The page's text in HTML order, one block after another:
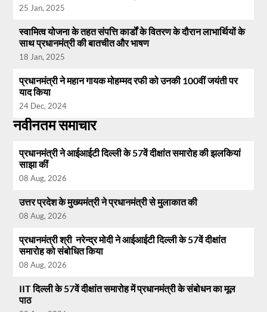
25 Jan, 2025
स्वामित्व योजना के तहत संपत्ति कार्डों के वितरण के दौरान लाभार्थियों के
साथ प्रधानमंत्री की बातचीत और भाषण
18 Jan, 2025
प्रधानमंत्री ने महान गायक मोहम्मद रफी को उनकी 100वीं जयंती पर
याद किया
24 Dec, 2024
नवीनतम समाचार
प्रधानमंत्री ने आईआईटी दिल्ली के 57वें दीक्षांत समारोह की झलकियां
साझा कीं
08 Aug, 2026
उत्तर प्रदेश के मुख्यमंत्री ने प्रधानमंत्री से मुलाकात की
08 Aug, 2026
प्रधानमंत्री श्री नरेन्द्र मोदी ने आईआईटी दिल्ली के 57वें दीक्षांत
समारोह को संबोधित किया
08 Aug, 2026
IIT दिल्ली के 57वें दीक्षांत समारोह में प्रधानमंत्री के संबोधन का मूल
पाठ